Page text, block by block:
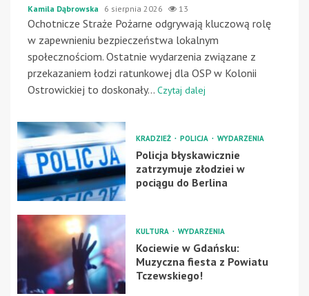
Kamila Dąbrowska 6 sierpnia 2026 13
Ochotnicze Straże Pożarne odgrywają kluczową rolę
w zapewnieniu bezpieczeństwa lokalnym
społecznościom. Ostatnie wydarzenia związane z
przekazaniem łodzi ratunkowej dla OSP w Kolonii
Ostrowickiej to doskonały... Czytaj dalej
KRADZIEŻ POLICJA WYDARZENIA
Policja błyskawicznie
zatrzymuje złodziei w
pociągu do Berlina
KULTURA WYDARZENIA
Kociewie w Gdańsku:
Muzyczna fiesta z Powiatu
Tczewskiego!